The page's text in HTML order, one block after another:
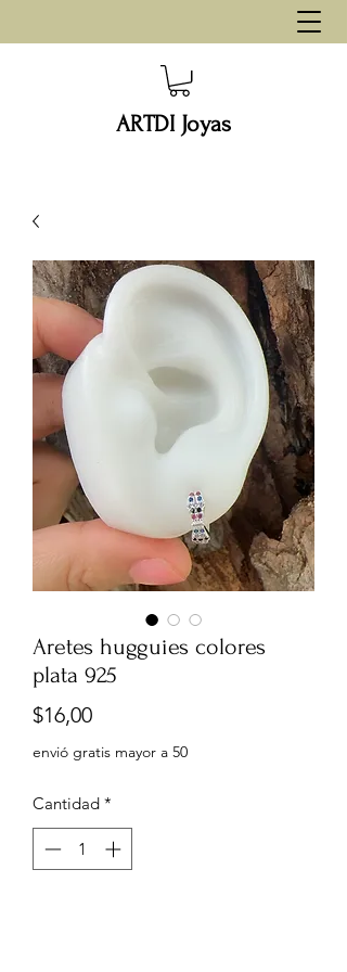
ARTDI Joyas
Aretes hugguies colores
plata 925
$16,00Precio
envió gratis mayor a 50
Cantidad *